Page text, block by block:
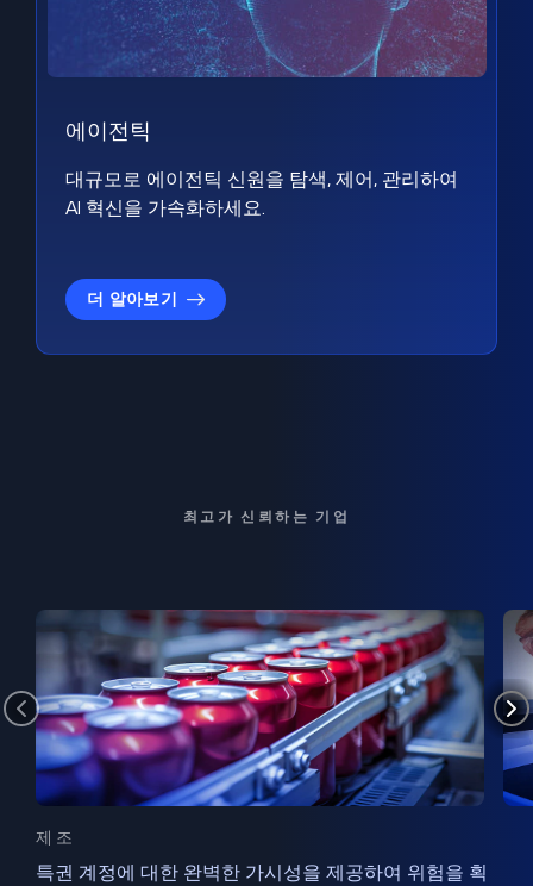
에이전틱
대규모로 에이전틱 신원을 탐색, 제어, 관리하여
AI 혁신을 가속화하세요.
더 알아보기
최고가 신뢰하는 기업
제조
특권 계정에 대한 완벽한 가시성을 제공하여 위험을 획